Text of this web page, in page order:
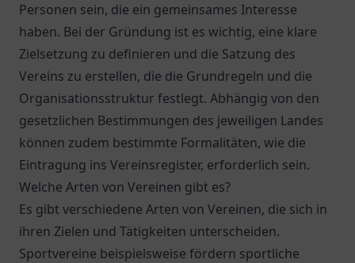
Personen sein, die ein gemeinsames Interesse
haben. Bei der Gründung ist es wichtig, eine klare
Zielsetzung zu definieren und die Satzung des
Vereins zu erstellen, die die Grundregeln und die
Organisationsstruktur festlegt. Abhängig von den
gesetzlichen Bestimmungen des jeweiligen Landes
können zudem bestimmte Formalitäten, wie die
Eintragung ins Vereinsregister, erforderlich sein.
Welche Arten von Vereinen gibt es?
Es gibt verschiedene Arten von Vereinen, die sich in
ihren Zielen und Tätigkeiten unterscheiden.
Sportvereine beispielsweise fördern sportliche